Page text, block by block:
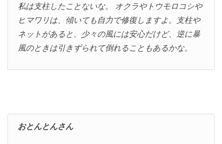
私は支柱したことないな。 オクラやトウモロコシや
ヒマワリは、傾いても自力で修復しますよ。支柱や
ネットがあると、少々の風には安心だけど、逆に暴
風のときは引きずられて倒れることもあるかな。
おとんとんさん